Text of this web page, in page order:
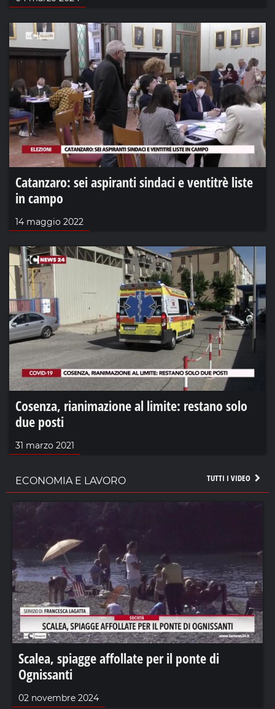
Catanzaro: sei aspiranti sindaci e ventitrè liste
in campo
14 maggio 2022
Cosenza, rianimazione al limite: restano solo
due posti
31 marzo 2021
TUTTI I VIDEO
ECONOMIA E LAVORO
Scalea, spiagge affollate per il ponte di
Ognissanti
02 novembre 2024